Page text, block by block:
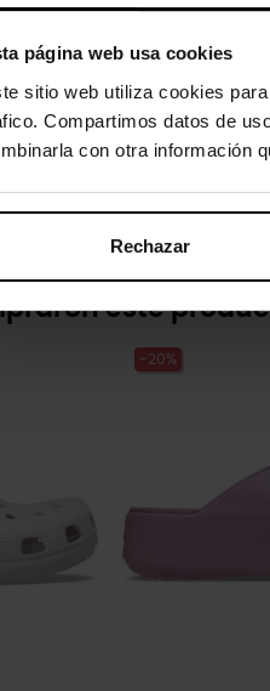
página web usa cookies
sitio web utiliza cookies
Compartimos datos de
con otra información
Rechazar
un toque de personalidad a tus
son un juguete. No están
este
-20%